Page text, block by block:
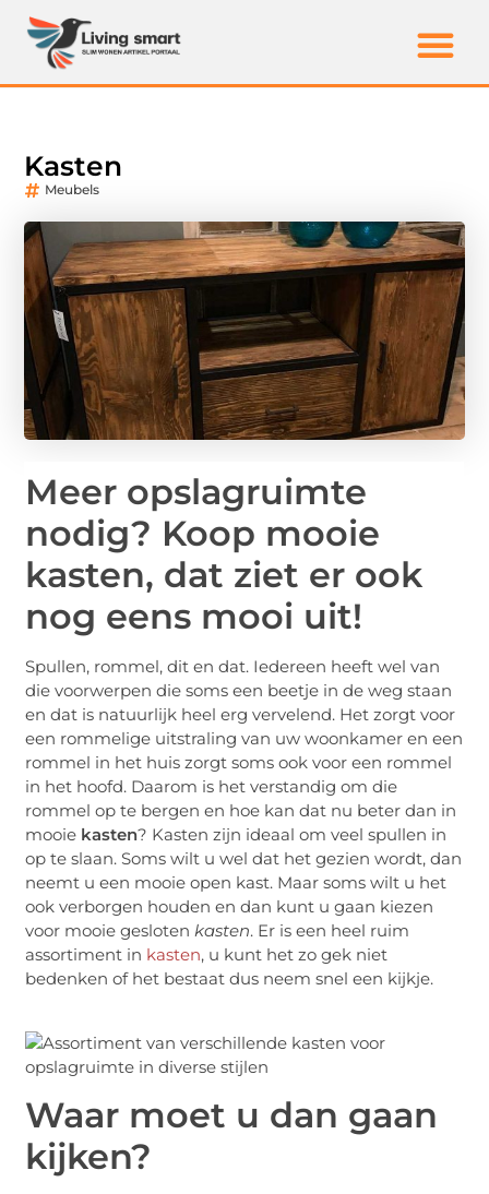
Kasten
Meubels
Meer opslagruimte
nodig? Koop mooie
kasten, dat ziet er ook
nog eens mooi uit!
Spullen, rommel, dit en dat. Iedereen heeft wel van
die voorwerpen die soms een beetje in de weg staan
en dat is natuurlijk heel erg vervelend. Het zorgt voor
een rommelige uitstraling van uw woonkamer en een
rommel in het huis zorgt soms ook voor een rommel
in het hoofd. Daarom is het verstandig om die
rommel op te bergen en hoe kan dat nu beter dan in
mooie kasten? Kasten zijn ideaal om veel spullen in
op te slaan. Soms wilt u wel dat het gezien wordt, dan
neemt u een mooie open kast. Maar soms wilt u het
ook verborgen houden en dan kunt u gaan kiezen
voor mooie geslotenkasten. Er is een heel ruim
assortiment in kasten, u kunt het zo gek niet
bedenken of het bestaat dus neem snel een kijkje.
Waar moet u dan gaan
kijken?